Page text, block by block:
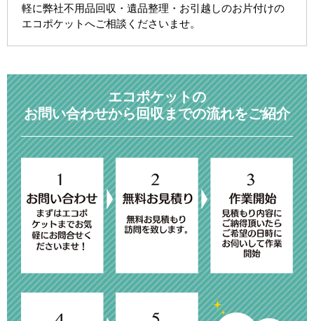
軽に弊社不用品回収・遺品整理・お引越しのお片付けの
エコポケットへご相談くださいませ。
エコポケットの
お問い合わせから回収までの流れをご紹介